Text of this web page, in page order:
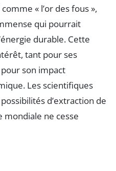
« l’or des fous »,
qui pourrait
durable. Cette
tant pour ses
son impact
Les scientifiques
d’extraction de
mondiale ne cesse